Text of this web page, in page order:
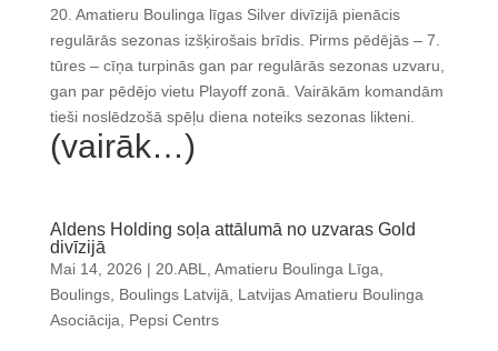
20. Amatieru Boulinga līgas Silver divīzijā pienācis
regulārās sezonas izšķirošais brīdis. Pirms pēdējās – 7.
tūres – cīņa turpinās gan par regulārās sezonas uzvaru,
gan par pēdējo vietu Playoff zonā. Vairākām komandām
tieši noslēdzošā spēļu diena noteiks sezonas likteni.
(vairāk…)
Aldens Holding soļa attālumā no uzvaras Gold
divīzijā
Mai 14, 2026 | 20.ABL Amatieru Boulinga Līga
Boulings, Boulings Latvijā
Latvijas Amatieru Boulinga
Asociācija
Pepsi Centrs